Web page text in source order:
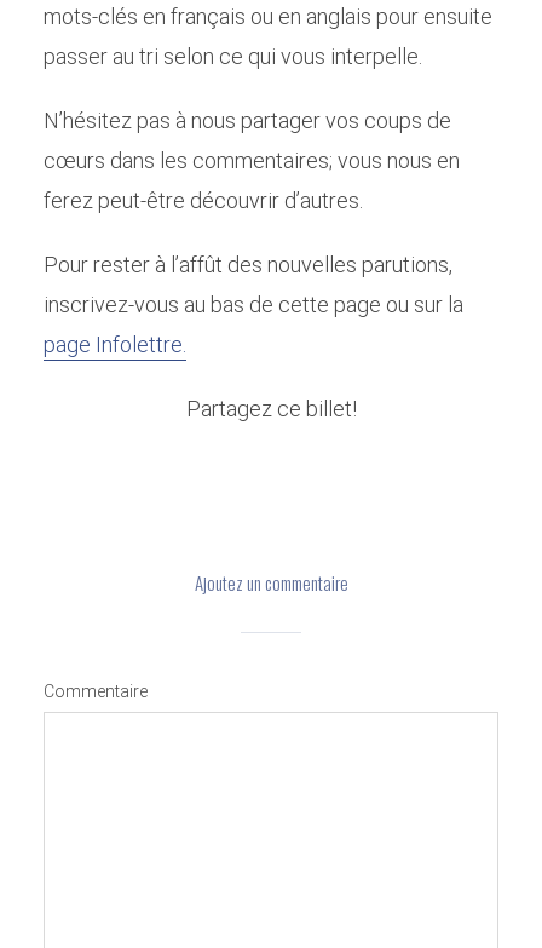
mots-clés en français ou en anglais pour ensuite
passer au tri selon ce qui vous interpelle.
N’hésitez pas à nous partager vos coups de
cœurs dans les commentaires; vous nous en
ferez peut-être découvrir d’autres.
Pour rester à l’affût des nouvelles parutions,
inscrivez-vous au bas de cette page ou sur la
page Infolettre.
Partagez ce billet!
Ajoutez un commentaire
Commentaire